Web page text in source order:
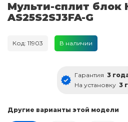
Мульти-сплит блок
AS25S2SJ3FA-G
Код: 11903 В наличии
Гарантия 3
На установку 3
Другие варианты этой модели